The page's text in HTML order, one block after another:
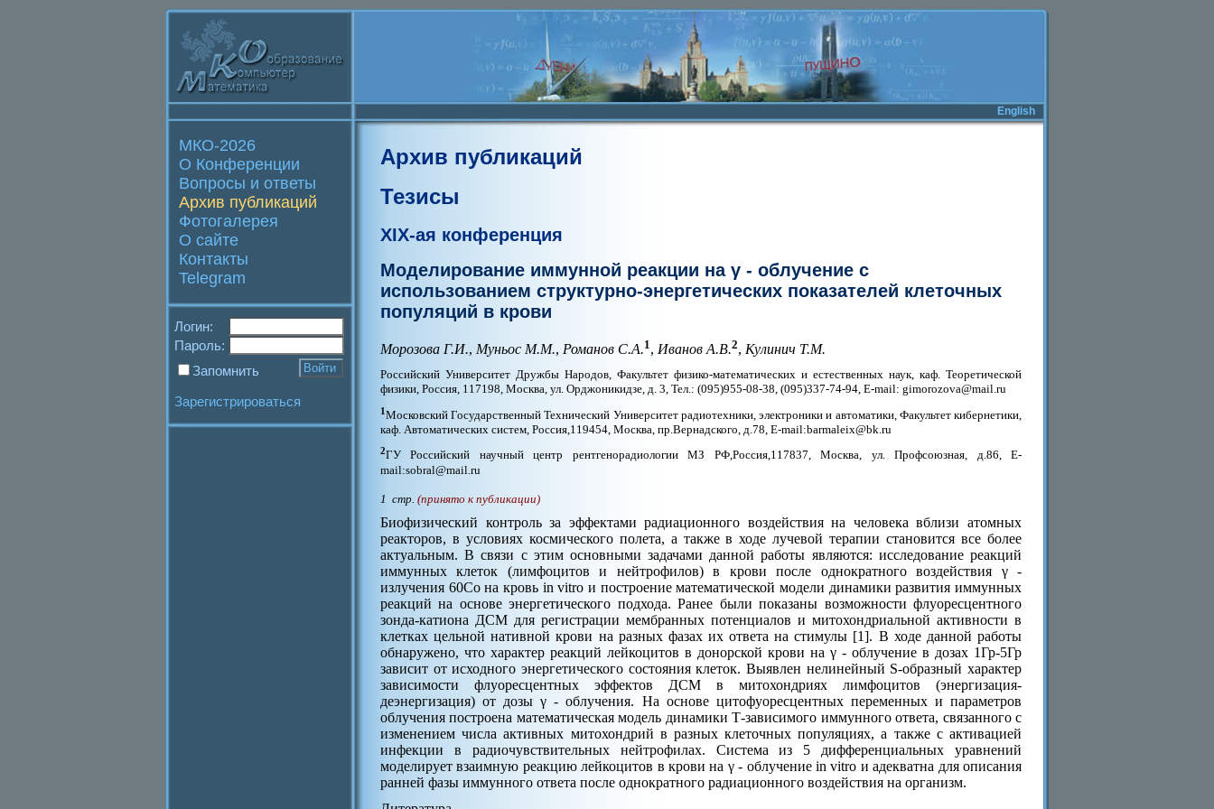
English
МКО-2026
О Конференции
Вопросы и ответы
Архив публикаций
Фотогалерея
О сайте
Контакты
Telegram
Логин:
Пароль:
Запомнить
Зарегистрироваться
Архив публикаций
Тезисы
XIX-ая конференция
Моделирование иммунной реакции на γ - облучение с
использованием структурно-энергетических показателей клеточных
популяций в крови
Морозова Г.И., Муньос М.М., Романов С.А.1 , Иванов А.В.2, Кулинич Т.М.
Российский Университет Дружбы Народов, Факультет физико-математических и естественных наук, каф. Теоретической
физики, Россия, 117198, Москва, ул. Орджоникидзе, д. 3, Тел.: (095)955-08-38, (095)337-74-94, E-mail: gimorozova@mail.ru
1Московский Государственный Технический Университет радиотехники, электроники и автоматики, Факультет кибернетики,
каф. Автоматических систем, Россия,119454, Москва, пр.Вернадского, д.78, E-mail:barmaleix@bk.ru
2ГУ Российский научный центр рентгенорадиологии МЗ РФ,Россия,117837, Москва, ул. Профсоюзная, д.86, E-
mail:sobral@mail.ru
1 стр. (принято к публикации)
Биофизический контроль за эффектами радиационного воздействия на человека вблизи атомных
реакторов, в условиях космического полета, а также в ходе лучевой терапии становится все более
актуальным. В связи с этим основными задачами данной работы являются: исследование реакций
иммунных клеток (лимфоцитов и нейтрофилов) в крови после однократного воздействия γ -
излучения 60Со на кровь in vitro и построение математической модели динамики развития иммунных
реакций на основе энергетического подхода. Ранее были показаны возможности флуоресцентного
зонда-катиона ДСМ для регистрации мембранных потенциалов и митохондриальной активности в
клетках цельной нативной крови на разных фазах их ответа на стимулы [1]. В ходе данной работы
обнаружено, что характер реакций лейкоцитов в донорской крови на γ - облучение в дозах 1Гр-5Гр
зависит от исходного энергетического состояния клеток. Выявлен нелинейный S-образный характер
зависимости флуоресцентных эффектов ДСМ в митохондриях лимфоцитов (энергизация-
деэнергизация) от дозы γ - облучения. На основе цитофуоресцентных переменных и параметров
облучения построена математическая модель динамики Т-зависимого иммунного ответа, связанного с
изменением числа активных митохондрий в разных клеточных популяциях, а также с активацией
инфекции в радиочувствительных нейтрофилах. Система из 5 дифференциальных уравнений
моделирует взаимную реакцию лейкоцитов в крови на γ - облучение in vitro и адекватна для описания
ранней фазы иммунного ответа после однократного радиационного воздействия на организм.